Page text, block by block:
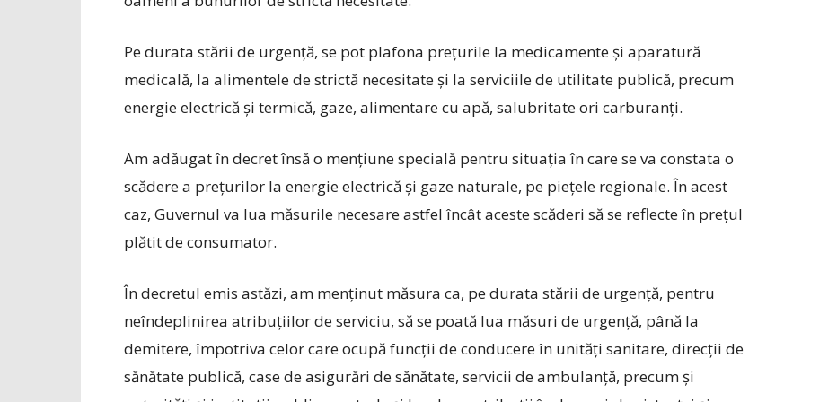
Pe durata stării de urgență, se pot plafona prețurile la medicamente și aparatură
medicală, la alimentele de strictă necesitate și la serviciile de utilitate publică, precum
energie electrică și termică, gaze, alimentare cu apă, salubritate ori carburanți.
Am adăugat în decret însă o mențiune specială pentru situația în care se va constata o
scădere a prețurilor la energie electrică și gaze naturale, pe piețele regionale. În acest
caz, Guvernul va lua măsurile necesare astfel încât aceste scăderi să se reflecte în prețul
plătit de consumator.
În decretul emis astăzi, am menținut măsura ca, pe durata stării de urgență, pentru
neîndeplinirea atribuțiilor de serviciu, să se poată lua măsuri de urgență, până la
demitere, împotriva celor care ocupă funcții de conducere în unități sanitare, direcții de
sănătate publică, case de asigurări de sănătate, servicii de ambulanță, precum și